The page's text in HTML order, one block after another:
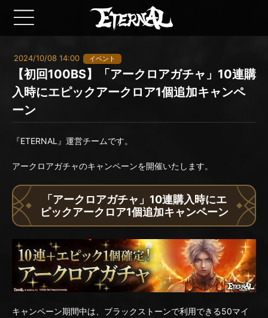
2024/10/08 14:00 イベント
【初回100BS】「アークロアガチャ」10連購
入時にエピックアークロア1個追加キャンペ
ーン
『ETERNAL』運営チームです。
アークロアガチャのキャンペーンを開催いたします。
「アークロアガチャ」10連購入時にエ
ピックアークロア1個追加キャンペーン
キャンペーン期間中は、ブラックストーンで利用できる50マイ